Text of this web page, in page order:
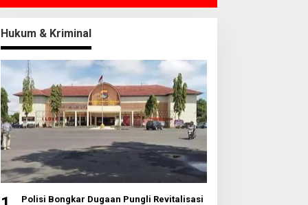
Hukum & Kriminal
Polisi Bongkar Dugaan Pungli Revitalisasi